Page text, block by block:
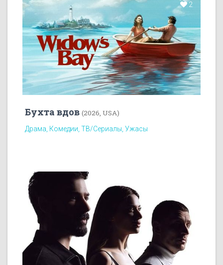
2
Бухта вдов (2026, USA)
Драма, Комедии, ТВ/Сериалы, Ужасы